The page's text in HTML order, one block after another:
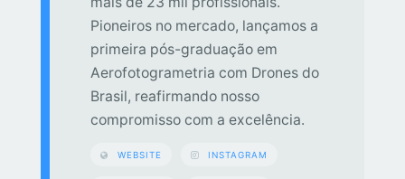
Pioneiros no mercado, lançamos a
primeira pós-graduação em
Aerofotogrametria com Drones do
Brasil, reafirmando nosso
compromisso com a excelência.
WEBSITE INSTAGRAM